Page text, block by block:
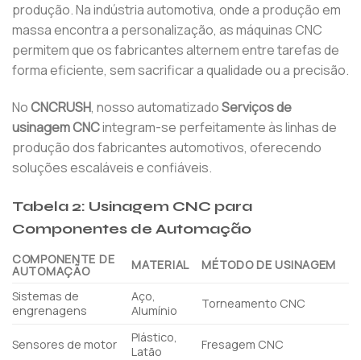
produção. Na indústria automotiva, onde a produção em
massa encontra a personalização, as máquinas CNC
permitem que os fabricantes alternem entre tarefas de
forma eficiente, sem sacrificar a qualidade ou a precisão.
NoCNCRUSH, nosso automatizadoServiços de
usinagem CNCintegram-se perfeitamente às linhas de
produção dos fabricantes automotivos, oferecendo
soluções escaláveis ​​e confiáveis.
Tabela 2: Usinagem CNC para
Componentes de Automação
COMPONENTE DE
AUTOMAÇÃO MATERIAL MÉTODO DE USINAGEM
Sistemas de
engrenagens
Aço,
Alumínio
Torneamento CNC
Sensores de motor
Plástico,
Latão
Fresagem CNC